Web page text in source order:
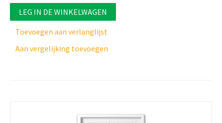
LEG IN DE WINKELWAGEN
Toevoegen aan verlanglijst
Aan vergelijking toevoegen